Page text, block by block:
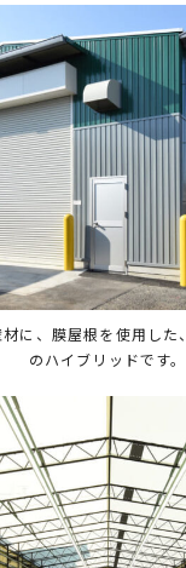
に、膜屋根を使用し
のハイブリッドです。